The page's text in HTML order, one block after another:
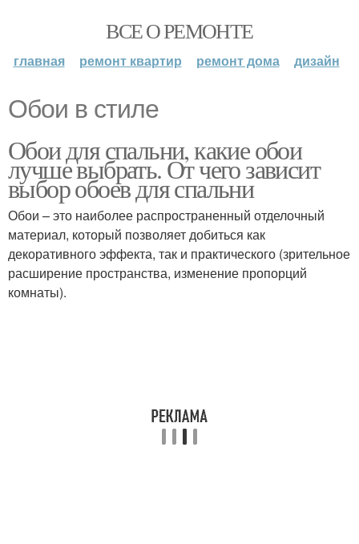
ВСЕ О РЕМОНТЕ
главная ремонт квартир ремонт дома дизайн
Обои в стиле
Обои для спальни, какие обои
лучше выбрать. От чего зависит
выбор обоев для спальни
Обои – это наиболее распространенный отделочный
материал, который позволяет добиться как
декоративного эффекта, так и практического (зрительное
расширение пространства, изменение пропорций
комнаты).